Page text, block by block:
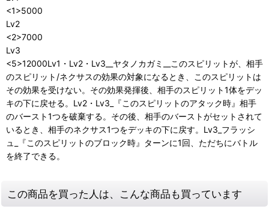
<1>5000
Lv2
<2>7000
Lv3
<5>12000Lv1・Lv2・Lv3__ヤタノカガミ__このスピリットが、相手
のスピリット/ネクサスの効果の対象になるとき、このスピリットは
その効果を受けない。その効果発揮後、相手のスピリット1体をデッ
キの下に戻せる。Lv2・Lv3_『このスピリットのアタック時』相手
のバースト1つを破棄する。その後、相手のバーストがセットされて
いるとき、相手のネクサス1つをデッキの下に戻す。Lv3_フラッシ
ュ_『このスピリットのブロック時』ターンに1回、ただちにバトル
を終了できる。
この商品を買った人は、こんな商品も買っています